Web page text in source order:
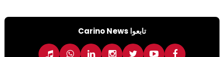
تابعوا Carino News